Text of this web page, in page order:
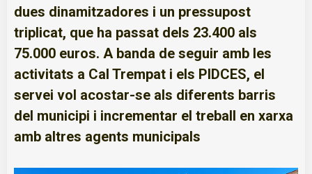
dues dinamitzadores i un pressupost
triplicat, que ha passat dels 23.400 als
75.000 euros. A banda de seguir amb les
activitats a Cal Trempat i els PIDCES, el
servei vol acostar-se als diferents barris
del municipi i incrementar el treball en xarxa
amb altres agents municipals